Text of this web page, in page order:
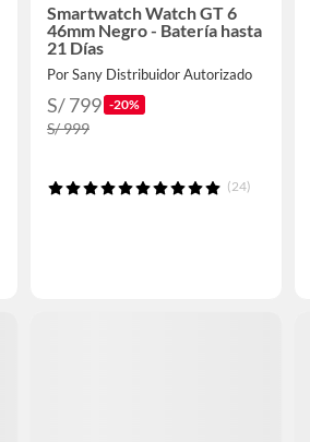
Smartwatch Watch GT 6
46mm Negro - Batería hasta
21 Días
Por Sany Distribuidor Autorizado
S/ 799 -20%
S/ 999
(24)